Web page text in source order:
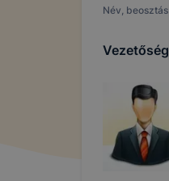
Név, beosztás
Vezetőség